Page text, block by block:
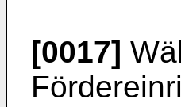
[0017]